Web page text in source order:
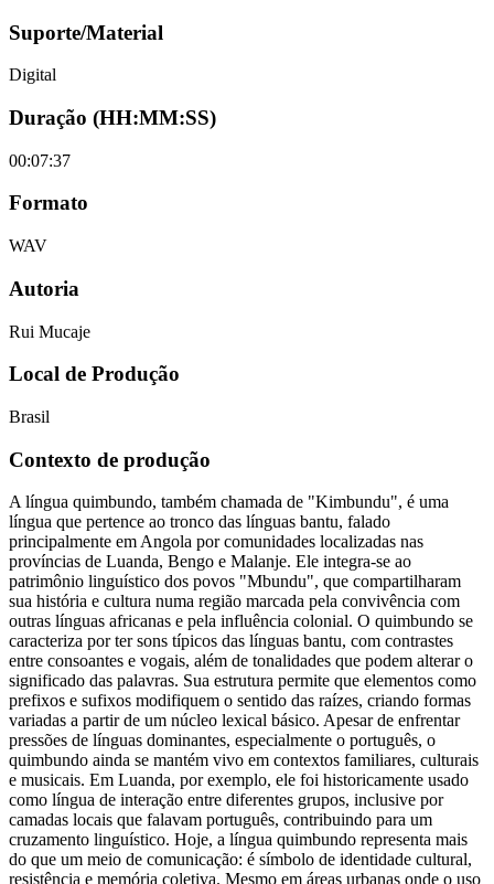
Suporte/Material
Digital
Duração (HH:MM:SS)
00:07:37
Formato
WAV
Autoria
Rui Mucaje
Local de Produção
Brasil
Contexto de produção
A língua quimbundo, também chamada de "Kimbundu", é uma
língua que pertence ao tronco das línguas bantu, falado
principalmente em Angola por comunidades localizadas nas
províncias de Luanda, Bengo e Malanje. Ele integra-se ao
patrimônio linguístico dos povos "Mbundu", que compartilharam
sua história e cultura numa região marcada pela convivência com
outras línguas africanas e pela influência colonial. O quimbundo se
caracteriza por ter sons típicos das línguas bantu, com contrastes
entre consoantes e vogais, além de tonalidades que podem alterar o
significado das palavras. Sua estrutura permite que elementos como
prefixos e sufixos modifiquem o sentido das raízes, criando formas
variadas a partir de um núcleo lexical básico. Apesar de enfrentar
pressões de línguas dominantes, especialmente o português, o
quimbundo ainda se mantém vivo em contextos familiares, culturais
e musicais. Em Luanda, por exemplo, ele foi historicamente usado
como língua de interação entre diferentes grupos, inclusive por
camadas locais que falavam português, contribuindo para um
cruzamento linguístico. Hoje, a língua quimbundo representa mais
do que um meio de comunicação: é símbolo de identidade cultural,
resistência e memória coletiva. Mesmo em áreas urbanas onde o uso